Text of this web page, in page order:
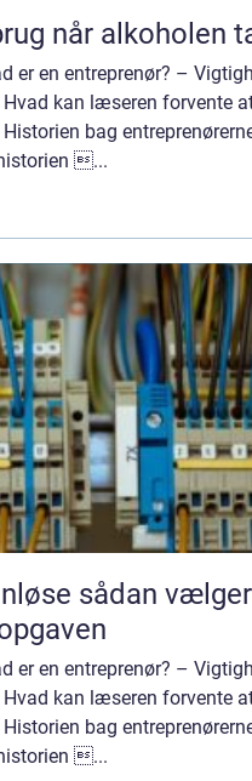
Alkoholmisbrug når
er en entreprenør? –
kan læseren forvente
Historien bag
...
du den rette
er en entreprenør? –
kan læseren forvente
Historien bag
...